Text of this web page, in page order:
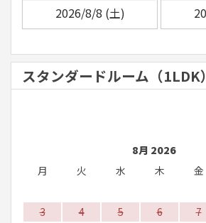
スタンダードルーム（1LDK）
8月 2026
月
火 水 木 金
3
4 5 6 7